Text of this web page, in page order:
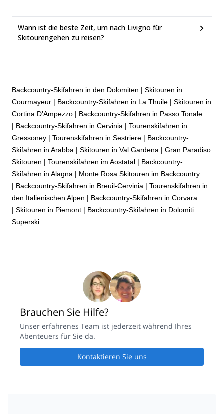
Wann ist die beste Zeit, um nach Livigno für
Skitourengehen zu reisen?
Backcountry-Skifahren in den Dolomiten | Skitouren in
Courmayeur | Backcountry-Skifahren in La Thuile | Skitouren in
Cortina D’Ampezzo | Backcountry-Skifahren in Passo Tonale
| Backcountry-Skifahren in Cervinia | Tourenskifahren in
Gressoney | Tourenskifahren in Sestriere | Backcountry-
Skifahren in Arabba | Skitouren in Val Gardena | Gran Paradiso
Skitouren | Tourenskifahren im Aostatal | Backcountry-
Skifahren in Alagna | Monte Rosa Skitouren im Backcountry
| Backcountry-Skifahren in Breuil-Cervinia | Tourenskifahren in
den Italienischen Alpen | Backcountry-Skifahren in Corvara
| Skitouren in Piemont | Backcountry-Skifahren in Dolomiti
Superski
Brauchen Sie Hilfe?
Unser erfahrenes Team ist jederzeit während Ihres
Abenteuers für Sie da.
Kontaktieren Sie uns